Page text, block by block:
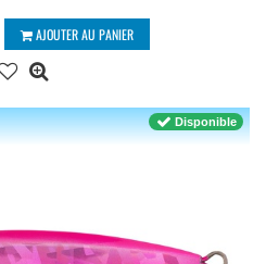
AJOUTER AU PANIER
Disponible